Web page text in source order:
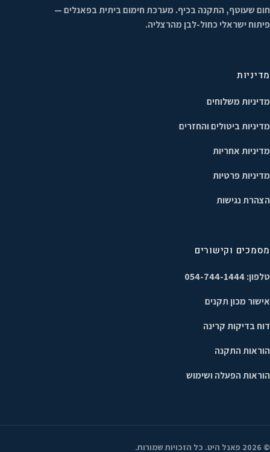
חום שעוטף, התקנה בכיף. מערכת חימום ביתית בפאנלים —
פיתוח ישראלי כחול-לבן מהרצליה.
מדיניות
מדיניות משלוחים
מדיניות ביטולים והחזרים
מדיניות אחריות
מדיניות פרטיות
הצהרת נגישות
מסמכים וקישורים
טלפון: 054-744-1444
אישור מכון תקנים
דוח בדיקות קרינה
הוראות התקנה
הוראות הפעלה ושימוש
©
2026 פאנל היט. כל הזכויות שמורות.